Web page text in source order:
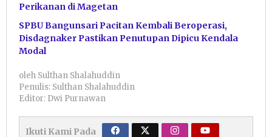
Perikanan di Magetan
SPBU Bangunsari Pacitan Kembali Beroperasi,
Disdagnaker Pastikan Penutupan Dipicu Kendala
Modal
oleh Sulthan Shalahuddin
Penulis: Sulthan Shalahuddin
Editor: Dwi Purnawan
Ikuti Kami Pada